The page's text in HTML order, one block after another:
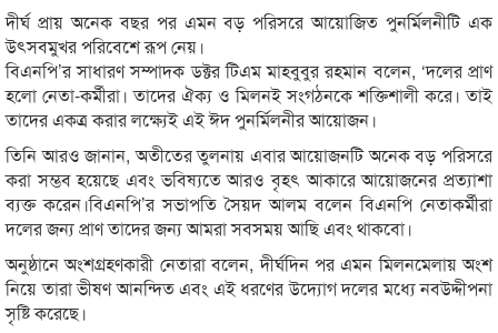
দীর্ঘ প্রায় অনেক বছর পর এমন বড় পরিসরে আয়োজিত পুনর্মিলনীটি এক
উৎসবমুখর পরিবেশে রূপ নেয়।
বিএনপি’র সাধারণ সম্পাদক ডক্টর টিএম মাহবুবুর রহমান বলেন, ‘দলের প্রাণ
হলো নেতা-কর্মীরা। তাদের ঐক্য ও মিলনই সংগঠনকে শক্তিশালী করে। তাই
তাদের একত্র করার লক্ষ্যেই এই ঈদ পুনর্মিলনীর আয়োজন।
তিনি আরও জানান, অতীতের তুলনায় এবার আয়োজনটি অনেক বড় পরিসরে
করা সম্ভব হয়েছে এবং ভবিষ্যতে আরও বৃহৎ আকারে আয়োজনের প্রত্যাশা
ব্যক্ত করেন।বিএনপি’র সভাপতি সৈয়দ আলম বলেন বিএনপি নেতাকর্মীরা
দলের জন্য প্রাণ তাদের জন্য আমরা সবসময় আছি এবং থাকবো।
অনুষ্ঠানে অংশগ্রহণকারী নেতারা বলেন, দীর্ঘদিন পর এমন মিলনমেলায় অংশ
নিয়ে তারা ভীষণ আনন্দিত এবং এই ধরণের উদ্যোগ দলের মধ্যে নবউদ্দীপনা
সৃষ্টি করেছে।